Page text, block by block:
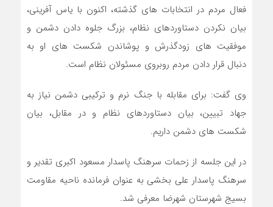
فعال مردم در انتخابات های گذشته، اکنون با یاس آفرینی،
بیان نکردن دستاوردهای نظام، بزرگ جلوه دادن دشمن و
موفقیت های زودگذرش و پوشاندن شکست های او به
دنبال قرار دادن مردم روبروی مسئولان نظام است.
وی گفت: برای مقابله با جنگ نرم و ترکیبی دشمن نیاز به
جهاد تبیین، بیان دستاوردهای نظام و در مقابل، بیان
شکست های دشمن داریم.
در این جلسه از زحمات سرهنگ پاسدار مسعود اکبری تقدیر و
سرهنگ پاسدار علی بخشی به عنوان فرمانده ناحیه مقاومت
بسیج شهرستان شهرضا معرفی شد.